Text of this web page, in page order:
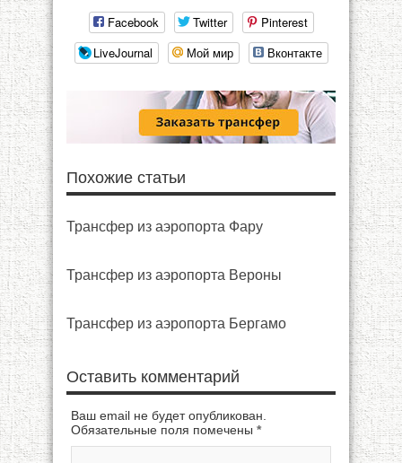
Facebook Twitter
Pinterest
LiveJournal
Мой мир Вконтакте
Похожие статьи
Трансфер из аэропорта Фару
Трансфер из аэропорта Вероны
Трансфер из аэропорта Бергамо
Оставить комментарий
Ваш email не будет опубликован.
Обязательные поля помечены *